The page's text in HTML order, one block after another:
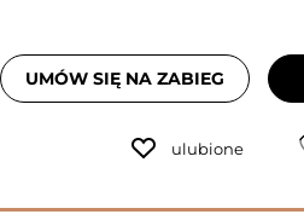
UMÓW SIĘ NA ZABIEG
ulubione